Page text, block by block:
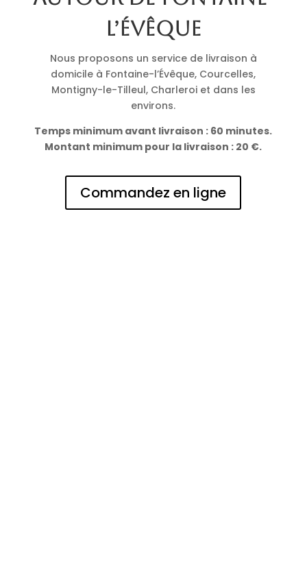
l’Évêque
Nous proposons un service de livraison à
domicile à Fontaine-l’Évêque, Courcelles,
Montigny-le-Tilleul, Charleroi et dans les
environs.
Temps minimum avant livraison : 60 minutes.
Montant minimum pour la livraison : 20 €.
Commandez en ligne